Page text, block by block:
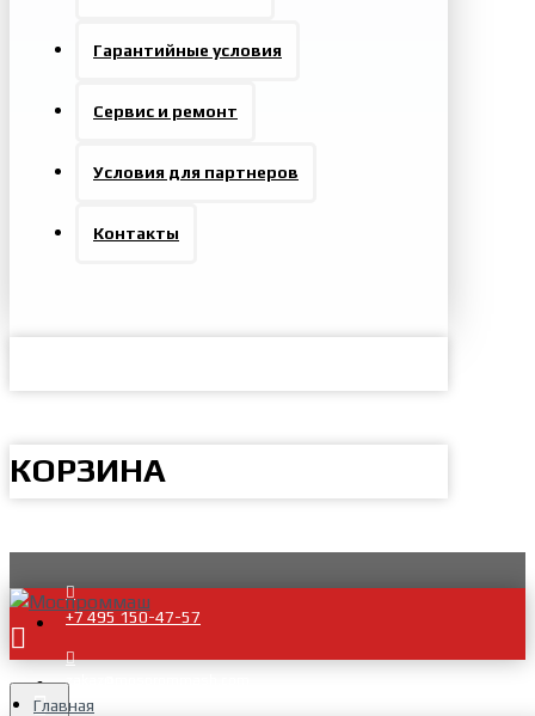
Гарантийные условия
Сервис и ремонт
Условия для партнеров
Контакты
КОРЗИНА
+7 495 150-47-57
zakaz@mosprommash.com
Главная